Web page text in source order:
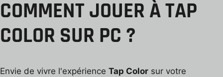
COMMENT JOUER À TAP
COLOR SUR PC ?
Envie de vivre l'expérience Tap Color sur votre